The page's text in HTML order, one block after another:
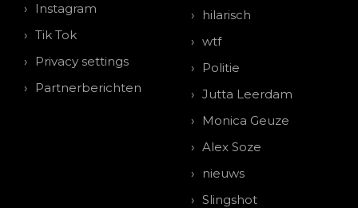
Instagram
Tik Tok
Privacy settings
Partnerberichten
hilarisch
wtf
Politie
Jutta Leerdam
Monica Geuze
Alex Soze
nieuws
Slingshot